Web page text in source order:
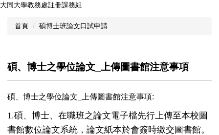
跳
區
大同大學教務處註冊課務組
首頁 碩博士班論文口試申請
碩、博士之學位論文_上傳圖書館注意事項
碩、博士之學位論文_ 上傳圖書館注意事項:
1.碩、博士、在職班之論文電子檔先行上傳至本校圖
書館數位論文系統，論文紙本於會簽時繳交圖書館。